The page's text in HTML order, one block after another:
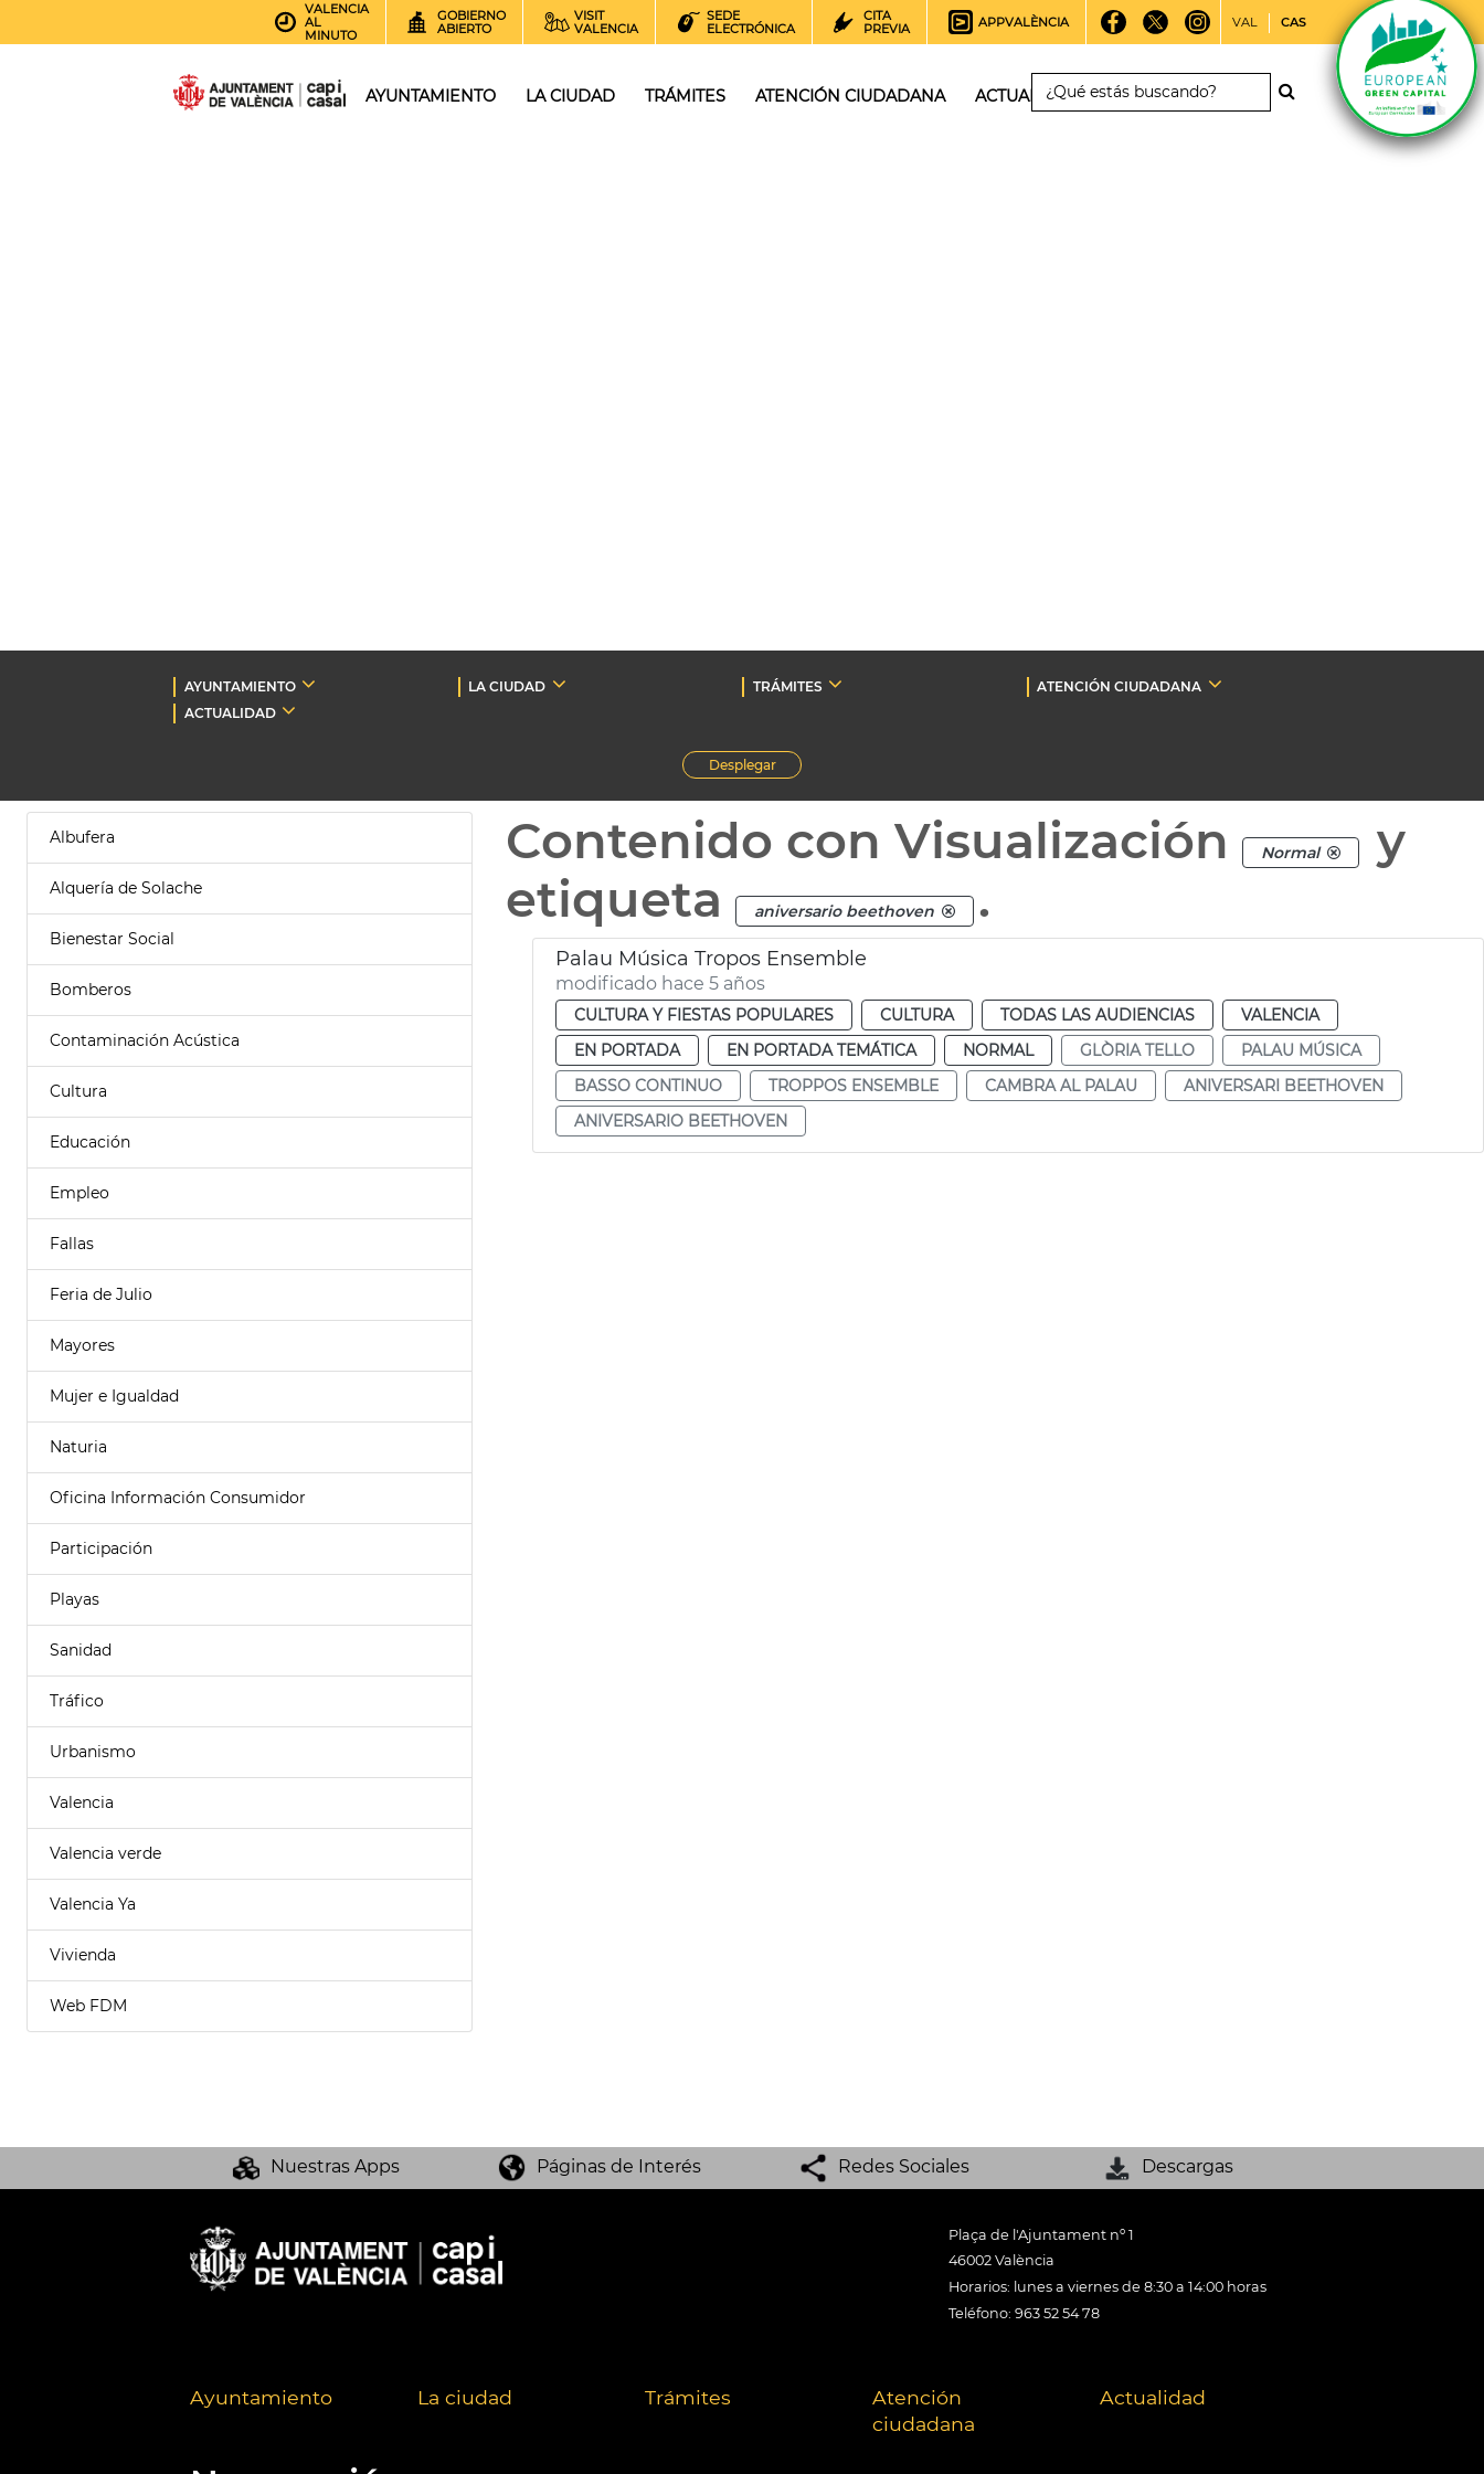
VALENCIA
AL
MINUTO
GOBIERNO
ABIERTO
VISIT
VALENCIA
SEDE
ELECTRÓNICA
CITA
PREVIA
APPVALÈNCIA VAL CAS
AYUNTAMIENTO LA CIUDAD TRÁMITES ATENCIÓN CIUDADANA ACTUALIDAD
AYUNTAMIENTO LA CIUDAD TRÁMITES
ATENCIÓN CIUDADANA
ACTUALIDAD
Desplegar
Albufera
Alquería de Solache
Bienestar Social
Bomberos
Contaminación Acústica
Cultura
Educación
Empleo
Fallas
Feria de Julio
Mayores
Mujer e Igualdad
Naturia
Oficina Información Consumidor
Participación
Playas
Sanidad
Tráfico
Urbanismo
Valencia
Valencia verde
Valencia Ya
Vivienda
Web FDM
Contenido con Visualización Normal
y
etiqueta
aniversario beethoven .
Palau Música Tropos Ensemble
modificado hace 5 años
CULTURA Y FIESTAS POPULARES CULTURA TODAS LAS AUDIENCIAS
VALENCIA
EN PORTADA
EN PORTADA TEMÁTICA NORMAL GLÒRIA TELLO
PALAU MÚSICA
BASSO CONTINUO
TROPPOS ENSEMBLE CAMBRA AL PALAU
ANIVERSARI BEETHOVEN
ANIVERSARIO BEETHOVEN
Nuestras Apps Páginas de Interés Redes Sociales Descargas
Plaça de l'Ajuntament nº 1
46002 València
Horarios: lunes a viernes de 8:30 a 14:00 horas
Teléfono: 963 52 54 78
Ayuntamiento La ciudad Trámites
Atención
ciudadana
Actualidad